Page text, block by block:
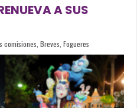
A SUS
comisiones ,Breves ,Fogueres